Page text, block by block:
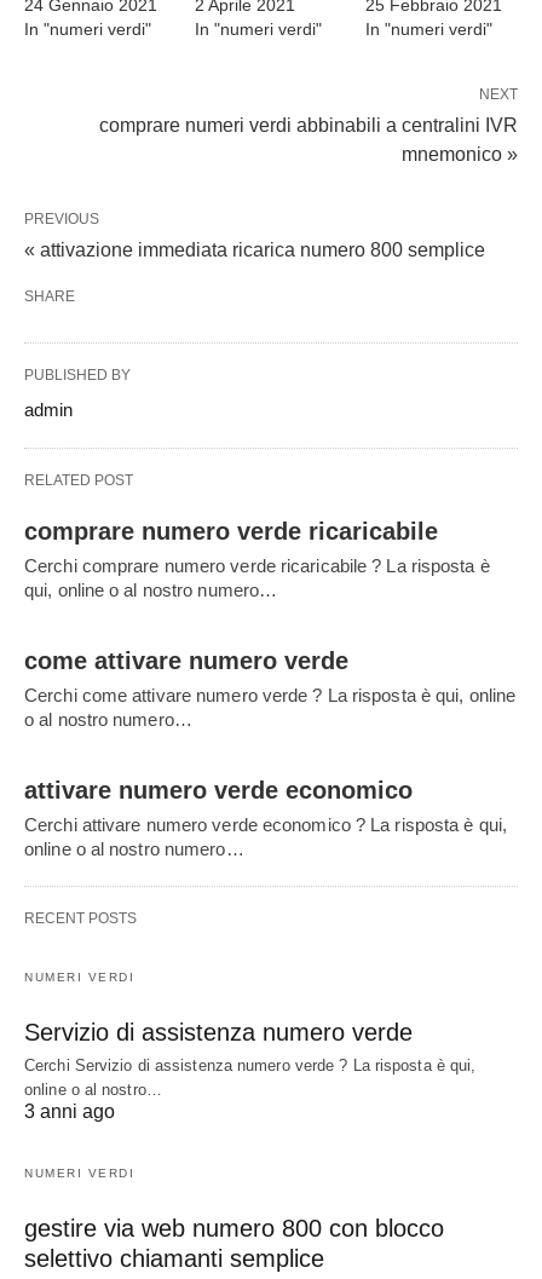
24 Gennaio 2021
In "numeri verdi"
2 Aprile 2021
In "numeri verdi"
25 Febbraio 2021
In "numeri verdi"
NEXT
comprare numeri verdi abbinabili a centralini IVR
mnemonico »
PREVIOUS
« attivazione immediata ricarica numero 800 semplice
SHARE
PUBLISHED BY
admin
RELATED POST
comprare numero verde ricaricabile
Cerchi comprare numero verde ricaricabile ? La risposta è
qui, online o al nostro numero…
come attivare numero verde
Cerchi come attivare numero verde ? La risposta è qui, online
o al nostro numero…
attivare numero verde economico
Cerchi attivare numero verde economico ? La risposta è qui,
online o al nostro numero…
RECENT POSTS
NUMERI VERDI
Servizio di assistenza numero verde
Cerchi Servizio di assistenza numero verde ? La risposta è qui,
online o al nostro…
3 anni ago
NUMERI VERDI
gestire via web numero 800 con blocco
selettivo chiamanti semplice